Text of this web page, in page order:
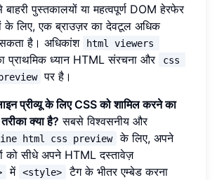
पुस्तकालयों या महत्वपूर्ण DOM हेरफेर
के लिए, एक ब्राउज़र का देवटूल अधिक
है। अधिकांश
html viewers
प्राथमिक ध्यान HTML संरचना और
css
पर है।
प्रीव्यू के लिए CSS को शामिल करने का
क्या है? सबसे विश्वसनीय और
html css preview के लिए, अपने
को सीधे अपने HTML दस्तावेज़
में <style>
टैग के भीतर एम्बेड करना